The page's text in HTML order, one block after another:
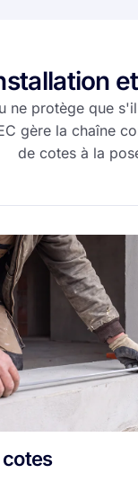
et
ne protège que
gère la chaîne
de cotes à la